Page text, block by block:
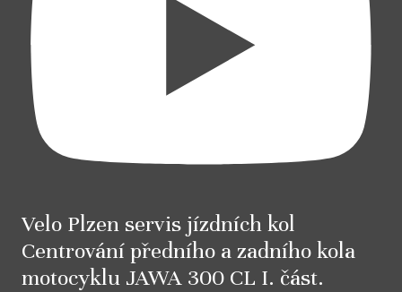
Velo Plzen servis jízdních kol
Centrování předního a zadního kola
motocyklu JAWA 300 CL I. část.